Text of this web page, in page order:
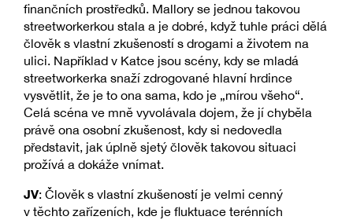
finančních prostředků. Mallory se jednou takovou
streetworkerkou stala a je dobré, když tuhle práci dělá
člověk s vlastní zkušeností s drogami a životem na
ulici. Například v Katce jsou scény, kdy se mladá
streetworkerka snaží zdrogované hlavní hrdince
vysvětlit, že je to ona sama, kdo je „mírou všeho“.
Celá scéna ve mně vyvolávala dojem, že jí chyběla
právě ona osobní zkušenost, kdy si nedovedla
představit, jak úplně sjetý člověk takovou situaci
prožívá a dokáže vnímat.
JV: Člověk s vlastní zkušeností je velmi cenný
v těchto zařízeních, kde je fluktuace terénních